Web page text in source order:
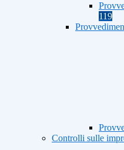
119
Controlli sulle